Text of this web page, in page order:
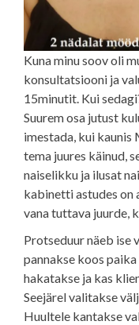
Kuna minu soov oli
konsultatsiooni ja
15minutit. Kui
Suurem osa jutust
imestada, kui kaunis
tema juures käinud,
naiselikku ja ilusat
kabinetti astudes on
vana tuttava juurde,
Protseduur näeb ise
pannakse koos
hakatakse ja kas
Seejärel valitakse
Huultele kantakse